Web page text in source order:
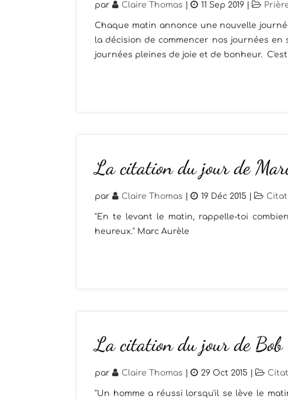
par Claire Thomas 11 Sep 2019
Chaque matin annonce une nouvelle
la décision de commencer nos journées
journées pleines de joie et de bonheur.
La citation du jour de
par Claire Thomas 19 Déc 2015
"En te levant le matin, rappelle-toi
heureux." Marc Aurèle
La citation du jour de
par Claire Thomas 29 Oct 2015
"Un homme a réussi lorsqu'il se lève le